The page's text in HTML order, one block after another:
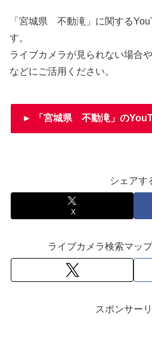
「宮城県 不動滝」に関する
す。
ライブカメラが見られない場合
などにご活用ください。
► 「宮城県 不動滝」の
シェアす
X
ライブカメラ検索マッ
スポンサー